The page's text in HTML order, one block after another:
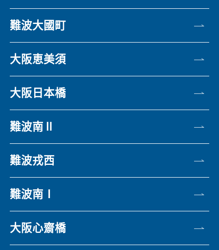
難波大國町
大阪恵美須
大阪日本橋
難波南Ⅱ
難波戎西
難波南Ⅰ
大阪心齋橋